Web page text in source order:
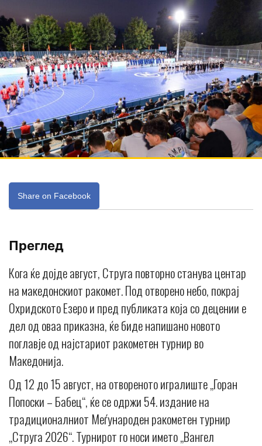
Share on Facebook
Преглед
Кога ќе дојде август, Струга повторно станува центар
на македонскиот ракомет. Под отворено небо, покрај
Охридското Езеро и пред публиката која со децении е
дел од оваа приказна, ќе биде напишано новото
поглавје од најстариот ракометен турнир во
Македонија.
Од 12 до 15 август, на отвореното игралиште „Горан
Попоски – Бабец“, ќе се одржи 54. издание на
традиционалниот Меѓународен ракометен турнир
„Струга 2026“. Турнирот го носи името „Вангел